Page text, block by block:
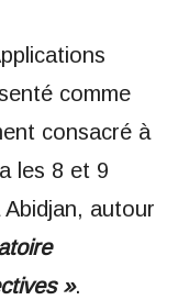
comme
consacré à
les 8 et 9
autour
».